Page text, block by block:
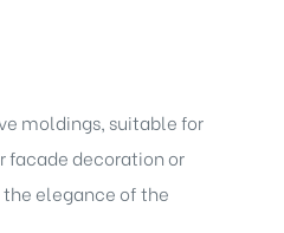
moldings, suitable for
facade decoration or
elegance of the